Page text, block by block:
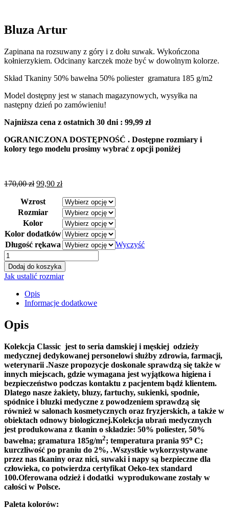
Bluza Artur
Zapinana na rozsuwany z góry i z dołu suwak. Wykończona
kołnierzykiem. Odcinany karczek może być w dowolnym kolorze.
Skład Tkaniny 50% bawełna 50% poliester gramatura 185 g/m2
Model dostępny jest w stanach magazynowych, wysyłka na
następny dzień po zamówieniu!
Najniższa cena z ostatnich 30 dni : 99,99 zł
OGRANICZONA DOSTĘPNOŚĆ . Dostępne rozmiary i
kolory tego modelu prosimy wybrać z opcji poniżej
170,00zł Original
was:
170,00 zł.
99,90 złCurrent
is:
99,90 zł.
Wzrost
Rozmiar
Kolor
Kolor dodatków
Długość rękawa
Wyczyść
ilość
Bluza
Artur
Dodaj do koszyka
Jak ustalić rozmiar
Opis
Informacje dodatkowe
Opis
Kolekcja Classic jest to seria damskiej i męskiej odzieży
medycznej dedykowanej personelowi służby zdrowia, farmacji,
weterynarii .Nasze propozycje doskonale sprawdzą się także w
innych miejscach, gdzie wymagana jest wyjątkowa higiena i
bezpieczeństwo podczas kontaktu z pacjentem bądź klientem.
Dlatego nasze żakiety, bluzy, fartuchy, sukienki, spodnie,
spódnice i bluzki medyczne z powodzeniem sprawdzą się
również w salonach kosmetycznych oraz fryzjerskich, a także w
obiektach odnowy biologicznej.Kolekcja ubrań medycznych
jest produkowana z tkanin o składzie: 50% poliester, 50%
bawełna; gramatura 185g/m2; temperatura prania 95o C;
kurczliwość po praniu do 2%, .Wszystkie wykorzystywane
przez nas tkaniny oraz nici, suwaki i napy są bezpieczne dla
człowieka, co potwierdza certyfikat Oeko-tex standard
100.Oferowana odzież i dodatki wyprodukowane zostały w
całości w Polsce.
Paleta kolorów: